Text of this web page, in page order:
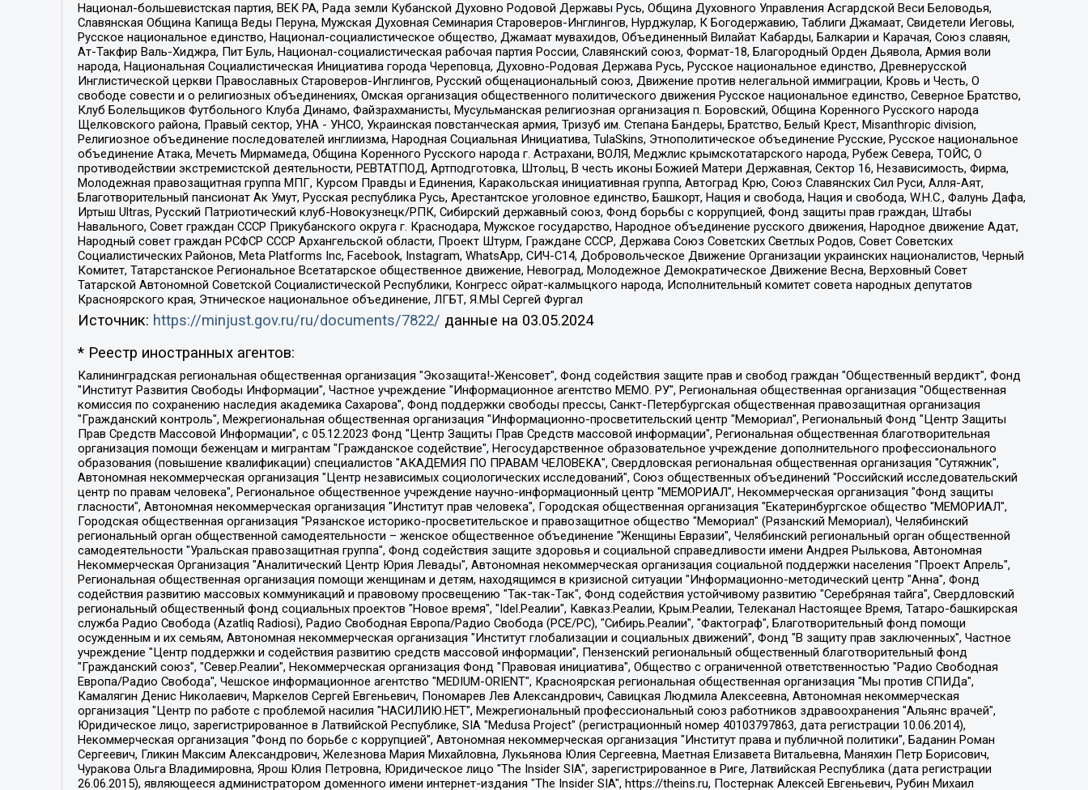
Национал-большевистская партия, ВЕК РА, Рада земли Кубанской Духовно Родовой Державы Русь, Община Духовного Управления Асгардской Веси Беловодья,
Славянская Община Капища Веды Перуна, Мужская Духовная Семинария Староверов-Инглингов, Нурджулар, К Богодержавию, Таблиги Джамаат, Свидетели Иеговы,
Русское национальное единство, Национал-социалистическое общество, Джамаат мувахидов, Объединенный Вилайат Кабарды, Балкарии и Карачая, Союз славян,
Ат-Такфир Валь-Хиджра, Пит Буль, Национал-социалистическая рабочая партия России, Славянский союз, Формат-18, Благородный Орден Дьявола, Армия воли
народа, Национальная Социалистическая Инициатива города Череповца, Духовно-Родовая Держава Русь, Русское национальное единство, Древнерусской
Инглистической церкви Православных Староверов-Инглингов, Русский общенациональный союз, Движение против нелегальной иммиграции, Кровь и Честь, О
свободе совести и о религиозных объединениях, Омская организация общественного политического движения Русское национальное единство, Северное Братство,
Клуб Болельщиков Футбольного Клуба Динамо, Файзрахманисты, Мусульманская религиозная организация п. Боровский, Община Коренного Русского народа
Щелковского района, Правый сектор, УНА - УНСО, Украинская повстанческая армия, Тризуб им. Степана Бандеры, Братство, Белый Крест, Misanthropic division,
Религиозное объединение последователей инглиизма, Народная Социальная Инициатива, TulaSkins, Этнополитическое объединение Русские, Русское национальное
объединение Атака, Мечеть Мирмамеда, Община Коренного Русского народа г. Астрахани, ВОЛЯ, Меджлис крымскотатарского народа, Рубеж Севера, ТОЙС, О
противодействии экстремистской деятельности, РЕВТАТПОД, Артподготовка, Штольц, В честь иконы Божией Матери Державная, Сектор 16, Независимость, Фирма,
Молодежная правозащитная группа МПГ, Курсом Правды и Единения, Каракольская инициативная группа, Автоград Крю, Союз Славянских Сил Руси, Алля-Аят,
Благотворительный пансионат Ак Умут, Русская республика Русь, Арестантское уголовное единство, Башкорт, Нация и свобода, Нация и свобода, W.H.С., Фалунь Дафа,
Иртыш Ultras, Русский Патриотический клуб-Новокузнецк/РПК, Сибирский державный союз, Фонд борьбы с коррупцией, Фонд защиты прав граждан, Штабы
Навального, Совет граждан СССР Прикубанского округа г. Краснодара, Мужское государство, Народное объединение русского движения, Народное движение Адат,
Народный совет граждан РСФСР СССР Архангельской области, Проект Штурм, Граждане СССР, Держава Союз Советских Светлых Родов, Совет Советских
Социалистических Районов, Meta Platforms Inc, Facebook, Instagram, WhatsApp, СИЧ-С14, Добровольческое Движение Организации украинских националистов, Черный
Комитет, Татарстанское Региональное Всетатарское общественное движение, Невоград, Молодежное Демократическое Движение Весна, Верховный Совет
Татарской Автономной Советской Социалистической Республики, Конгресс ойрат-калмыцкого народа, Исполнительный комитет совета народных депутатов
Красноярского края, Этническое национальное объединение, ЛГБТ, Я.МЫ Сергей Фургал
Источник: https://minjust.gov.ru/ru/documents/7822/ данные на 03.05.2024
* Реестр иностранных агентов:
Калининградская региональная общественная организация "Экозащита!-Женсовет", Фонд содействия защите прав и свобод граждан "Общественный вердикт", Фонд "Институт Развития Свободы Информации", Частное учреждение "Информационное агентство МЕМО. РУ", Региональная общественная организация "Общественная комиссия по сохранению наследия академика Сахарова", Фонд поддержки свободы прессы, Санкт-Петербургская общественная правозащитная организация "Гражданский контроль", Межрегиональная общественная организация "Информационно-просветительский центр "Мемориал", Региональный Фонд "Центр Защиты Прав Средств Массовой Информации", с 05.12.2023 Фонд "Центр Защиты Прав Средств массовой информации", Региональная общественная благотворительная организация помощи беженцам и мигрантам "Гражданское содействие", Негосударственное образовательное учреждение дополнительного профессионального образования (повышение квалификации) специалистов "АКАДЕМИЯ ПО ПРАВАМ ЧЕЛОВЕКА", Свердловская региональная общественная организация "Сутяжник", Автономная некоммерческая организация "Центр независимых социологических исследований", Союз общественных объединений "Российский исследовательский центр по правам человека", Региональное общественное учреждение научно-информационный центр "МЕМОРИАЛ", Некоммерческая организация "Фонд защиты гласности", Автономная некоммерческая организация "Институт прав человека", Городская общественная организация "Екатеринбургское общество "МЕМОРИАЛ", Городская общественная организация "Рязанское историко-просветительское и правозащитное общество "Мемориал" (Рязанский Мемориал), Челябинский региональный орган общественной самодеятельности – женское общественное объединение "Женщины Евразии", Челябинский региональный орган общественной самодеятельности "Уральская правозащитная группа", Фонд содействия защите здоровья и социальной справедливости имени Андрея Рылькова, Автономная Некоммерческая Организация "Аналитический Центр Юрия Левады", Автономная некоммерческая организация социальной поддержки населения "Проект Апрель", Региональная общественная организация помощи женщинам и детям, находящимся в кризисной ситуации "Информационно-методический центр "Анна", Фонд содействия развитию массовых коммуникаций и правовому просвещению "Так-так-Так", Фонд содействия устойчивому развитию "Серебряная тайга", Свердловский региональный общественный фонд социальных проектов "Новое время", "Idel.Реалии", Кавказ.Реалии, Крым.Реалии, Телеканал Настоящее Время, Татаро-башкирская служба Радио Свобода (Azatliq Radiosi), Радио Свободная Европа/Радио Свобода (PCE/PC), "Сибирь.Реалии", "Фактограф", Благотворительный фонд помощи осужденным и их семьям, Автономная некоммерческая организация "Институт глобализации и социальных движений", Фонд "В защиту прав заключенных", Частное учреждение "Центр поддержки и содействия развитию средств массовой информации", Пензенский региональный общественный благотворительный фонд "Гражданский союз", "Север.Реалии", Некоммерческая организация Фонд "Правовая инициатива", Общество с ограниченной ответственностью "Радио Свободная Европа/Радио Свобода", Чешское информационное агентство "MEDIUM-ORIENT", Красноярская региональная общественная организация "Мы против СПИДа", Камалягин Денис Николаевич, Маркелов Сергей Евгеньевич, Пономарев Лев Александрович, Савицкая Людмила Алексеевна, Автономная некоммерческая организация "Центр по работе с проблемой насилия "НАСИЛИЮ.НЕТ", Межрегиональный профессиональный союз работников здравоохранения "Альянс врачей", Юридическое лицо, зарегистрированное в Латвийской Республике, SIA "Medusa Project" (регистрационный номер 40103797863, дата регистрации 10.06.2014), Некоммерческая организация "Фонд по борьбе с коррупцией", Автономная некоммерческая организация "Институт права и публичной политики", Баданин Роман Сергеевич, Гликин Максим Александрович, Железнова Мария Михайловна, Лукьянова Юлия Сергеевна, Маетная Елизавета Витальевна, Маняхин Петр Борисович, Чуракова Ольга Владимировна, Ярош Юлия Петровна, Юридическое лицо "The Insider SIA", зарегистрированное в Риге, Латвийская Республика (дата регистрации 26.06.2015), являющееся администратором доменного имени интернет-издания "The Insider SIA", https://theins.ru, Постернак Алексей Евгеньевич, Рубин Михаил Аркадьевич, Анин Роман Александрович, Юридическое лицо Istories fonds, зарегистрированное в Латвийской Республике (регистрационный номер 50008295751, дата регистрации 24.02.2020), Великовский Дмитрий Александрович, Долинина Ирина Николаевна, Мароховская Алеся Алексеевна, Шлейнов Роман Юрьевич, Шмагун Олеся Валентиновна, Общество с ограниченной ответственностью "Альтаир 2021", Общество с ограниченной ответственностью "Вега 2021", Общество с ограниченной ответственностью "Главный редактор 2021", Общество с ограниченной ответственностью "Ромашки монолит", Важенков Артем Валерьевич, Ивановская областная общественная организация "Центр гендерных исследований", Гурман Юрий Альбертович, Медиапроект "ОВД-Инфо", Егоров Владимир Владимирович, Жилинский Владимир Александрович, Общество с ограниченной ответственностью "ЗП", Иванова София Юрьевна, Карезина Инна Павловна, Кильтау Екатерина Викторовна, Петров Алексей Викторович, Пискунов Сергей Евгеньевич, Смирнов Сергей Сергеевич, Тихонов Михаил Сергеевич, Общество с ограниченной ответственностью "ЖУРНАЛИСТ-ИНОСТРАННЫЙ АГЕНТ", Арапова Галина Юрьевна, Вольтская Татьяна Анатольевна, Американская компания "Mason G.E.S. Anonymous Foundation" (США), являющаяся владельцем интернет-издания https://mnews.world/, Компания "Stichting Bellingcat", зарегистрированная в Нидерландах (дата регистрации 11.07.2018), Захаров Андрей Вячеславович, Клепиковская Екатерина Дмитриевна, Общество с ограниченной ответственностью "МЕМО", Перл Роман Александрович, Симонов Евгений Алексеевич, Соловьева Елена Анатольевна, Сотников Даниил Владимирович, Сурначева Елизавета Дмитриевна, Автономная некоммерческая организация по защите прав человека и информированию населения "Якутия – Наше Мнение", Общество с ограниченной ответственностью "Москоу диджитал медиа", с 26.01.2023 Общество с ограниченной ответственностью "Чайка Белые сады", Ветошкина Валерия Валерьевна, Заговора Максим Александрович, Межрегиональное общественное движение "Российская ЛГБТ - сеть", Оленичев Максим Владимирович, Павлов Иван Юрьевич, Скворцова Елена Сергеевна, Общество с ограниченной ответственностью "Как бы инагент", Кочетков Игорь Викторович, Общество с ограниченной ответственностью "Честные выборы", Еланчик Олег Александрович, Общество с ограниченной ответственностью "Нобелевский призыв", Гималова Регина Эмилевна, Григорьев Андрей Валерьевич, Григорьева Алина Александровна, Ассоциация по содействию защите прав призывников, альтернативнослужащих и военнослужащих "Правозащитная группа "Гражданин.Армия.Право", Хисамова Регина Фаритовна, Автономная некоммерческая организация по реализации социально-правовых программ "Лилит", Дальневосточное общественное движение "Маяк", Санкт-Петербургская ЛГБТ-инициативная группа "Выход", Инициативная группа ЛГБТ+ "Реверс", Алексеев Андрей Викторович, Бекбулатова Таисия Львовна, Беляев Иван Михайлович, Владыкина Елена Сергеевна, Гельман Марат Александрович, Никульшина Вероника Юрьевна, Толоконникова Надежда Андреевна, Шендерович Виктор Анатольевич, Общество с ограниченной ответственностью "Данное сообщение", Общество с ограниченной ответственностью Издательский дом "Новая глава", Айнбиндер Александра Александровна, Московский комьюнити-центр для ЛГБТ+инициатив, Благотворительный фонд развития филантропии, Deutsche Welle (Германия, Kurt-Schumacher-Strasse 3, 53113 Bonn), Борзунова Мария Михайловна, Воробьев Виктор Викторович, Голубева Анна Львовна, Константинова Алла Михайловна, Малкова Ирина Владимировна, Мурадов Мурад Абдулгалимович, Осетинская Елизавета Николаевна, Понасенков Евгений Николаевич, Ганапольский Матвей Юрьевич, Киселев Евгений Алексеевич, Борухович Ирина Григорьевна, Дремин Иван Тимофеевич, Дубровский Дмитрий Викторович, Красноярская региональная общественная организация поддержки и развития альтернативных образовательных технологий и межкультурных коммуникаций "ИНТЕРРА", Маяковская Екатерина Алексеевна, Фейгин Марк Захарович, Филимонов Андрей Викторович, Дзугкоева Регина Николаевна, Доброхотов Роман Александрович, Дудь Юрий Александрович, Елкин Сергей Владимирович, Кругликов Кирилл Игоревич, Сабунаева Мария Леонидовна, Семенов Алексей Владимирович, Шаинян Карен Багратович, Шульман Екатерина Михайловна, Асафьев Артур Валерьевич, Вахштайн Виктор Семенович, Венедиктов Алексей Алексеевич, Лушникова Екатерина Евгеньевна, Волков Леонид Михайлович, Невзоров Александр Глебович, Пархоменко Сергей Борисович, Сироткин Ярослав Николаевич, Кара-Мурза Владимир Владимирович, Баранова Наталья Владимировна, Гозман Леонид Яковлевич, Кагарлицкий Борис Юльевич, Климарев Михаил Валерьевич, Милов Владимир Станиславович, Автономная некоммерческая организация Краснодарский центр современного искусства "Типография", Моргенштерн Алишер Тагирович, Соболь Любовь Эдуардовна, Общество с ограниченной ответственностью "ЛИЗА НОРМ", Каспаров Гарри Кимович, Ходорковский Михаил Борисович, Общество с ограниченной ответственностью "Апрельские тезисы", Данилович Ирина Брониславовна, Кашин Олег Владимирович, Петров Николай Владимирович, Пивоваров Алексей Владимирович, Соколов Михаил Владимирович, Цветкова Юлия Владимировна, Чичваркин Евгений Александрович, Комитет против пыток/Команда против пыток, Общество с ограниченной ответственностью "Первый научный", Общество с ограниченной ответственностью "Вертолет и ко", Белоцерковская Вероника Борисовна, Кац Максим Евгеньевич, Лазарева Татьяна Юрьевна, Шаведдинов Руслан Табризович, Яшин Илья Валерьевич, Общество с ограниченной ответственностью "Иноагент ААВ", Алешковский Дмитрий Петрович, Альбац Евгения Марковна, Быков Дмитрий Львович, Галямина Юлия Евгеньевна, Лойко Сергей Леонидович, Мартынов Кирилл Константинович, Медведев Сергей Александрович, Крашенинников Федор Геннадиевич, Гордеева Катерина Вл